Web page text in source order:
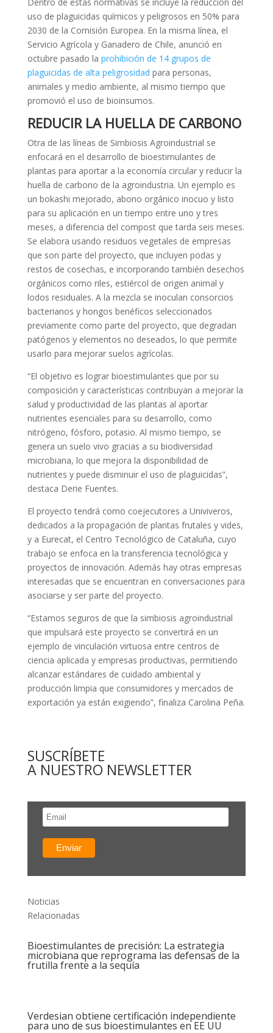
uso de plaguicidas químicos y peligrosos en 50% para
2030 de la Comisión Europea. En la misma línea, el
Servicio Agrícola y Ganadero de Chile, anunció en
octubre pasado la prohibición de 14 grupos de
plaguicidas de alta peligrosidad para personas,
animales y medio ambiente, al mismo tiempo que
promovió el uso de bioinsumos.
REDUCIR LA HUELLA DE CARBONO
Otra de las líneas de Simbiosis Agroindustrial se
enfocará en el desarrollo de bioestimulantes de
plantas para aportar a la economía circular y reducir la
huella de carbono de la agroindustria. Un ejemplo es
un bokashi mejorado, abono orgánico inocuo y listo
para su aplicación en un tiempo entre uno y tres
meses, a diferencia del compost que tarda seis meses.
Se elabora usando residuos vegetales de empresas
que son parte del proyecto, que incluyen podas y
restos de cosechas, e incorporando también desechos
orgánicos como riles, estiércol de origen animal y
lodos residuales. A la mezcla se inoculan consorcios
bacterianos y hongos benéficos seleccionados
previamente como parte del proyecto, que degradan
patógenos y elementos no deseados, lo que permite
usarlo para mejorar suelos agrícolas.
“El objetivo es lograr bioestimulantes que por su
composición y características contribuyan a mejorar la
salud y productividad de las plantas al aportar
nutrientes esenciales para su desarrollo, como
nitrógeno, fósforo, potasio. Al mismo tiempo, se
genera un suelo vivo gracias a su biodiversidad
microbiana, lo que mejora la disponibilidad de
nutrientes y puede disminuir el uso de plaguicidas”,
destaca Derie Fuentes.
El proyecto tendrá como coejecutores a Univiveros,
dedicados a la propagación de plantas frutales y vides,
y a Eurecat, el Centro Tecnológico de Cataluña, cuyo
trabajo se enfoca en la transferencia tecnológica y
proyectos de innovación. Además hay otras empresas
interesadas que se encuentran en conversaciones para
asociarse y ser parte del proyecto.
“Estamos seguros de que la simbiosis agroindustrial
que impulsará este proyecto se convertirá en un
ejemplo de vinculación virtuosa entre centros de
ciencia aplicada y empresas productivas, permitiendo
alcanzar estándares de cuidado ambiental y
producción limpia que consumidores y mercados de
exportación ya están exigiendo”, finaliza Carolina Peña.
SUSCRÍBETE
A NUESTRO NEWSLETTER
Noticias
Relacionadas
Bioestimulantes de precisión: La estrategia
microbiana que reprograma las defensas de la
frutilla frente a la sequía
Verdesian obtiene certificación independiente
para uno de sus bioestimulantes en EE UU